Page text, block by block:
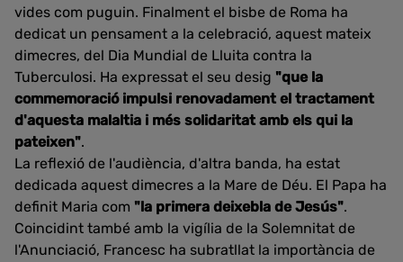
vides com puguin. Finalment el bisbe de Roma ha
dedicat un pensament a la celebració, aquest mateix
dimecres, del Dia Mundial de Lluita contra la
Tuberculosi. Ha expressat el seu desig "que la
commemoració impulsi renovadament el tractament
d'aquesta malaltia i més solidaritat amb els qui la
pateixen".
La reflexió de l'audiència, d'altra banda, ha estat
dedicada aquest dimecres a la Mare de Déu. El Papa ha
definit Maria com "la primera deixebla de Jesús".
Coincidint també amb la vigília de la Solemnitat de
l'Anunciació, Francesc ha subratllat la importància de